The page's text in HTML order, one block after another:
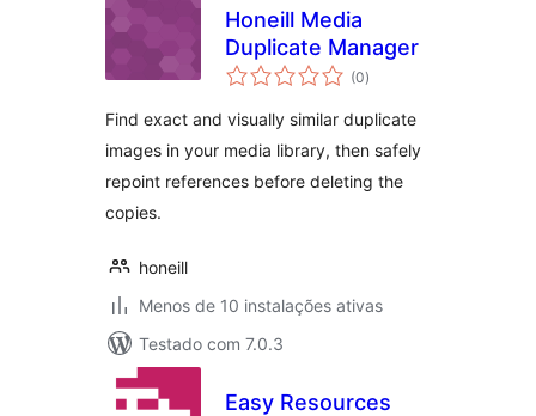
Honeill Media
Duplicate Manager
(0avaliações
totais
)
Find exact and visually similar duplicate
images in your media library, then safely
repoint references before deleting the
copies.
honeill
Menos de 10 instalações ativas
Testado com 7.0.3
Easy Resources